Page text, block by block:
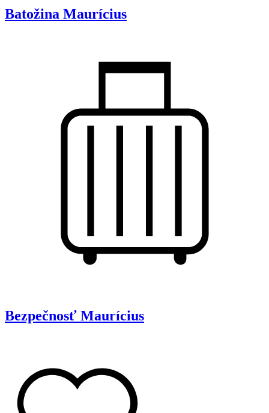
Batožina Maurícius
Bezpečnosť Maurícius